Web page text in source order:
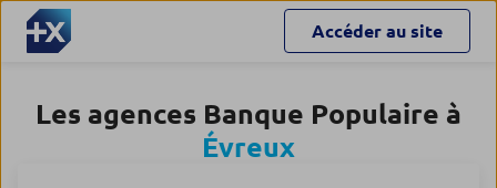
Accéder au site
Les agences Banque Populaire à
Évreux